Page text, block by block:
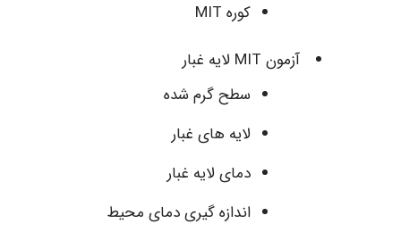
کوره MIT
آزمون MIT لایه غبار
سطح گرم شده
لایه های غبار
دمای لایه غبار
اندازه گیری دمای محیط